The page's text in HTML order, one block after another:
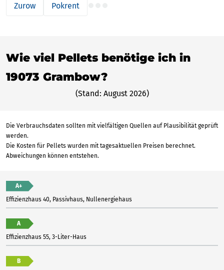
Zurow Pokrent
Wie viel Pellets benötige ich in
19073 Grambow?
(Stand: August 2026)
Die Verbrauchsdaten sollten mit vielfältigen Quellen auf Plausibilität geprüft
werden.
Die Kosten für Pellets wurden mit tagesaktuellen Preisen berechnet.
Abweichungen können entstehen.
A+
Effizienzhaus 40, Passivhaus, Nullenergiehaus
A
Effizienzhaus 55, 3-Liter-Haus
B